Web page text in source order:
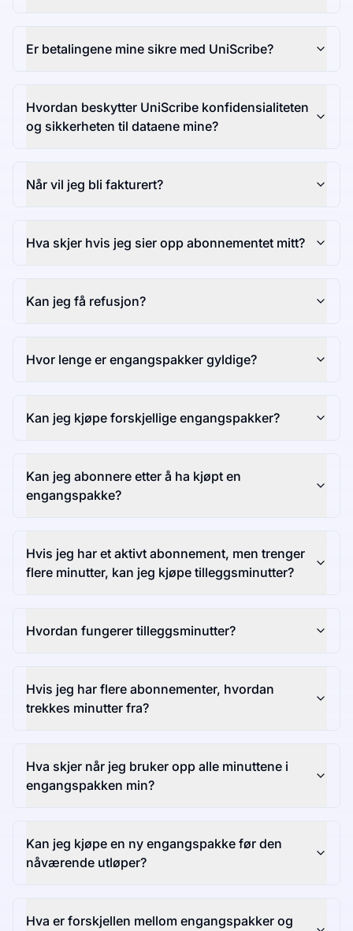
Er betalingene mine sikre med UniScribe?
Hvordan beskytter UniScribe konfidensialiteten
og sikkerheten til dataene mine?
Når vil jeg bli fakturert?
Hva skjer hvis jeg sier opp abonnementet mitt?
Kan jeg få refusjon?
Hvor lenge er engangspakker gyldige?
Kan jeg kjøpe forskjellige engangspakker?
Kan jeg abonnere etter å ha kjøpt en
engangspakke?
Hvis jeg har et aktivt abonnement, men trenger
flere minutter, kan jeg kjøpe tilleggsminutter?
Hvordan fungerer tilleggsminutter?
Hvis jeg har flere abonnementer, hvordan
trekkes minutter fra?
Hva skjer når jeg bruker opp alle minuttene i
engangspakken min?
Kan jeg kjøpe en ny engangspakke før den
nåværende utløper?
Hva er forskjellen mellom engangspakker og